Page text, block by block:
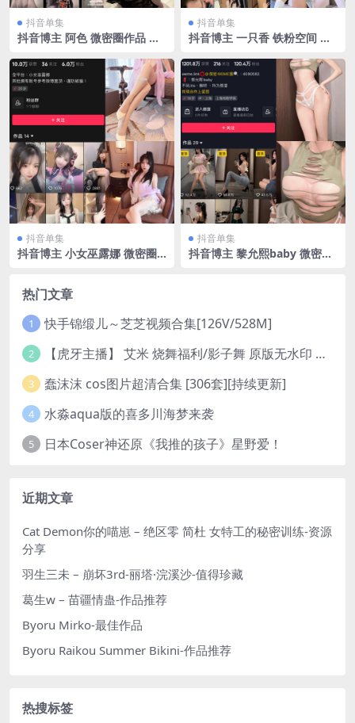
抖音单集
抖音博主 阿色 微密圈作品 N
23.8.13
抖音单集
抖音博主 一只香 铁粉空间 N
2025.2.14
抖音单集
抖音博主 小女巫露娜 微密圈
抖音单集
抖音博主 黎允熙baby 微密圈
热门文章
1 快手锦缎儿～芝芝视频合集[126V/528M]
2 【虎牙主播】 艾米 烧舞福利/影子舞 原版无水印 （1v/130m）
3 蠢沫沫 cos图片超清合集 [306套][持续更新]
4 水淼aqua版的喜多川海梦来袭
5 日本Coser神还原《我推的孩子》星野爱！
近期文章
Cat Demon你的喵崽 – 绝区零 简杜 女特工的秘密训练-资源
分享
羽生三未 – 崩坏3rd-丽塔·浣溪沙-值得珍藏
葛生w – 苗疆情蛊-作品推荐
Byoru Mirko-最佳作品
Byoru Raikou Summer Bikini-作品推荐
热搜标签